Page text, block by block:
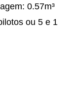
0.57m³
ou 5 e 1